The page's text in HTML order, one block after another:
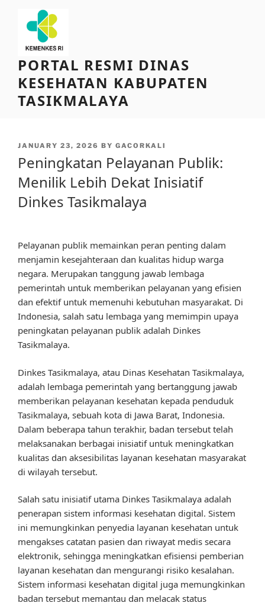
content
PORTAL RESMI DINAS
KESEHATAN KABUPATEN
TASIKMALAYA
POSTED
JANUARY 23, 2026 BY GACORKALI
Peningkatan Pelayanan Publik:
Menilik Lebih Dekat Inisiatif
Dinkes Tasikmalaya
Pelayanan publik memainkan peran penting dalam
menjamin kesejahteraan dan kualitas hidup warga
negara. Merupakan tanggung jawab lembaga
pemerintah untuk memberikan pelayanan yang efisien
dan efektif untuk memenuhi kebutuhan masyarakat. Di
Indonesia, salah satu lembaga yang memimpin upaya
peningkatan pelayanan publik adalah Dinkes
Tasikmalaya.
Dinkes Tasikmalaya, atau Dinas Kesehatan Tasikmalaya,
adalah lembaga pemerintah yang bertanggung jawab
memberikan pelayanan kesehatan kepada penduduk
Tasikmalaya, sebuah kota di Jawa Barat, Indonesia.
Dalam beberapa tahun terakhir, badan tersebut telah
melaksanakan berbagai inisiatif untuk meningkatkan
kualitas dan aksesibilitas layanan kesehatan masyarakat
di wilayah tersebut.
Salah satu inisiatif utama Dinkes Tasikmalaya adalah
penerapan sistem informasi kesehatan digital. Sistem
ini memungkinkan penyedia layanan kesehatan untuk
mengakses catatan pasien dan riwayat medis secara
elektronik, sehingga meningkatkan efisiensi pemberian
layanan kesehatan dan mengurangi risiko kesalahan.
Sistem informasi kesehatan digital juga memungkinkan
badan tersebut memantau dan melacak status